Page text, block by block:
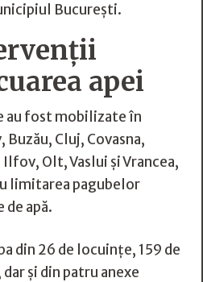
București.
apei
au fost mobilizate în
Cluj, Covasna,
Olt, Vaslui și Vrancea,
limitarea pagubelor
de apă.
din 26 de locuințe, 159 de
și din patru anexe